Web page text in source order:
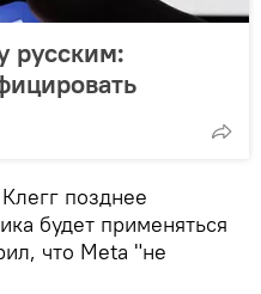
русским:
позднее
будет применяться
что Meta "не